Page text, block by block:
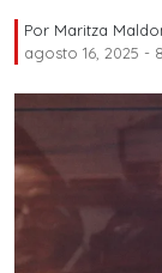
Por Maritza
agosto 16, 2025 -